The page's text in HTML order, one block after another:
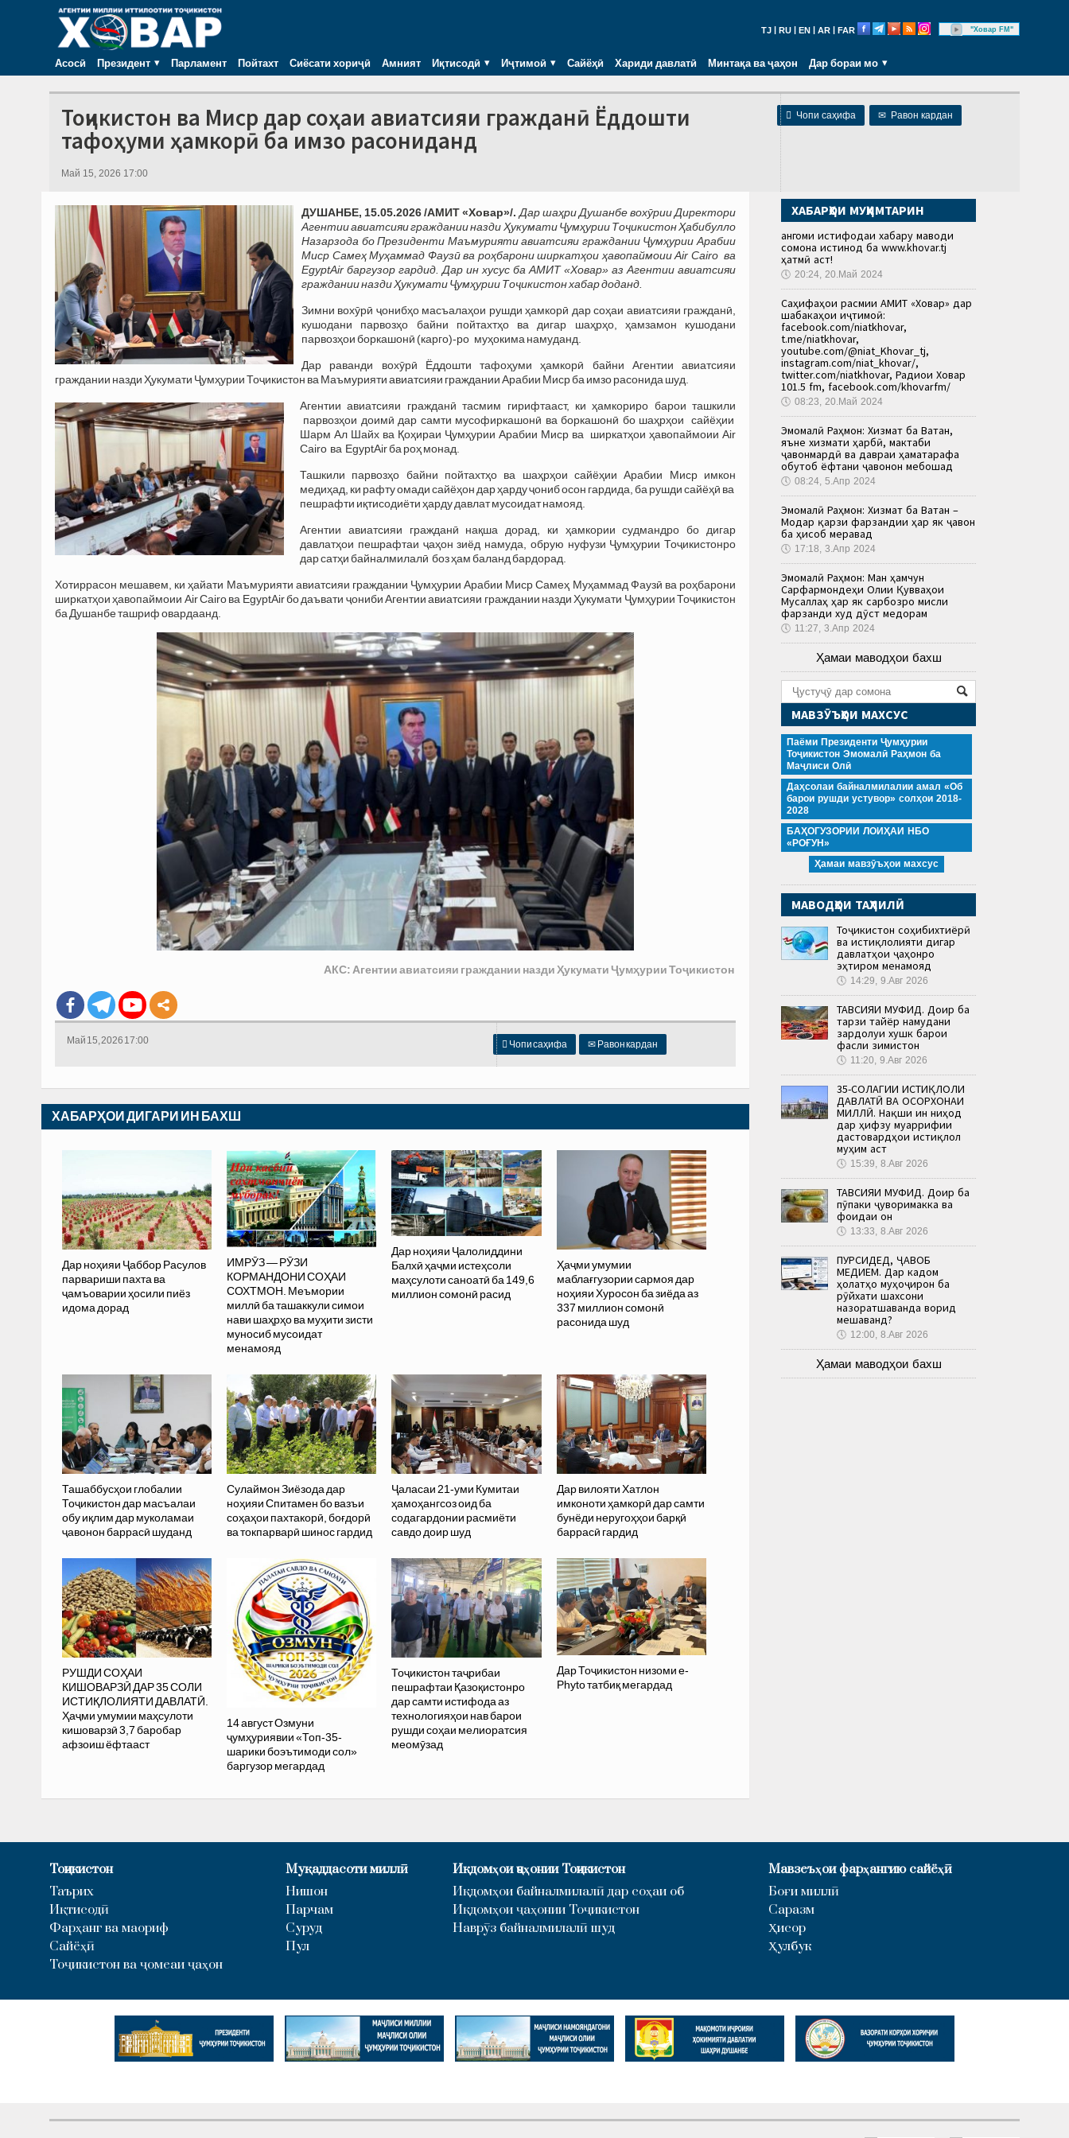
TJ RU EN AR FAR "Ховар FM"
Асосӣ Президент Парламент Пойтахт Сиёсати хориҷӣ Амният Иқтисодӣ Иҷтимоӣ Сайёҳӣ Хариди давлатӣ Минтақа ва ҷаҳон Дар бораи мо
 Чопи саҳифа ✉ Равон кардан
Тоҷикистон ва Миср дар соҳаи авиатсияи гражданӣ Ёддошти
тафоҳуми ҳамкорӣ ба имзо расониданд
Май 15, 2026 17:00
ДУШАНБЕ, 15.05.2026 /АМИТ «Ховар»/. Дар шаҳри Душанбе вохӯрии Директори
Агентии авиатсияи граждании назди Ҳукумати Ҷумҳурии Тоҷикистон Ҳабибулло
Назарзода бо Президенти Маъмурияти авиатсияи граждании Ҷумҳурии Арабии
Миср Самеҳ Муҳаммад Фаузӣ ва роҳбарони ширкатҳои ҳавопаймоии Air Cairo ва
EgyptAir баргузор гардид. Дар ин хусус ба АМИТ«Ховар» аз Агентии авиатсияи
граждании назди Ҳукумати Ҷумҳурии Тоҷикистон хабар доданд.
Зимни вохӯрӣ ҷонибҳо масъалаҳои рушди ҳамкорӣ дар соҳаи авиатсияи гражданӣ,
кушодани парвозҳо байни пойтахтҳо ва дигар шаҳрҳо, ҳамзамон кушодани
парвозҳои боркашонӣ (карго)-ро муҳокима намуданд.
Дар раванди вохӯрӣ Ёддошти тафоҳуми ҳамкорӣ байни Агентии авиатсияи
граждании назди Ҳукумати Ҷумҳурии Тоҷикистон ва Маъмурияти авиатсияи граждании Арабии Миср ба имзо расонида шуд.
Агентии авиатсияи гражданӣ тасмим гирифтааст, ки ҳамкориро барои ташкили
парвозҳои доимӣ дар самти мусофиркашонӣ ва боркашонӣ бо шаҳрҳои сайёҳии
Шарм Ал Шайх ва Қоҳираи Ҷумҳурии Арабии Миср ва ширкатҳои ҳавопаймоии Air
Cairo ва EgyptAir ба роҳ монад.
Ташкили парвозҳо байни пойтахтҳо ва шаҳрҳои сайёҳии Арабии Миср имкон
медиҳад, ки рафту омади сайёҳон дар ҳарду ҷониб осон гардида, ба рушди сайёҳӣ ва
пешрафти иқтисодиёти ҳарду давлат мусоидат намояд.
Агентии авиатсияи гражданӣ нақша дорад, ки ҳамкории судмандро бо дигар
давлатҳои пешрафтаи ҷаҳон зиёд намуда, обрую нуфузи Ҷумҳурии Тоҷикистонро
дар сатҳи байналмилалӣ боз ҳам баланд бардорад.
Хотиррасон мешавем, ки ҳайати Маъмурияти авиатсияи граждании Ҷумҳурии Арабии Миср Самеҳ Муҳаммад Фаузӣ ва роҳбарони
ширкатҳои ҳавопаймоии Air Cairo ва EgyptAir бо даъвати ҷониби Агентии авиатсияи граждании назди Ҳукумати Ҷумҳурии Тоҷикистон
ба Душанбе ташриф овардаанд.
АКС: Агентии авиатсияи граждании назди Ҳукумати Ҷумҳурии Тоҷикистон
 Чопи саҳифа ✉ Равон кардан
Май 15, 2026 17:00
ХАБАРҲОИ ДИГАРИ ИН БАХШ
Дар ноҳияи Ҷаббор Расулов
парвариши пахта ва
ҷамъоварии ҳосили пиёз
идома дорад
ИМРӮЗ — РӮЗИ
КОРМАНДОНИ СОҲАИ
СОХТМОН. Меъмории
миллӣ ба ташаккули симои
нави шаҳрҳо ва муҳити зисти
муносиб мусоидат
менамояд
Дар ноҳияи Ҷалолиддини
Балхӣ ҳаҷми истеҳсоли
маҳсулоти саноатӣ ба 149,6
миллион сомонӣ расид
Ҳаҷми умумии
маблағгузории сармоя дар
ноҳияи Хуросон ба зиёда аз
337 миллион сомонӣ
расонида шуд
Ташаббусҳои глобалии
Тоҷикистон дар масъалаи
обу иқлим дар муколамаи
ҷавонон баррасӣ шуданд
Сулаймон Зиёзода дар
ноҳияи Спитамен бо вазъи
соҳаҳои пахтакорӣ, боғдорӣ
ва токпарварӣ шинос гардид
Ҷаласаи 21-уми Кумитаи
ҳамоҳангсоз оид ба
содагардонии расмиёти
савдо доир шуд
Дар вилояти Хатлон
имконоти ҳамкорӣ дар самти
бунёди неругоҳҳои барқӣ
баррасӣ гардид
РУШДИ СОҲАИ
КИШОВАРЗӢ ДАР 35 СОЛИ
ИСТИҚЛОЛИЯТИ ДАВЛАТӢ.
Ҳаҷми умумии маҳсулоти
кишоварзӣ 3,7 баробар
афзоиш ёфтааст
14 август Озмуни
ҷумҳуриявии «Топ-35-
шарики боэътимоди сол»
баргузор мегардад
Тоҷикистон таҷрибаи
пешрафтаи Қазоқистонро
дар самти истифода аз
технологияҳои нав барои
рушди соҳаи мелиоратсия
меомӯзад
Дар Тоҷикистон низоми e-
Phyto татбиқ мегардад
ХАБАРҲОИ МУҲИМТАРИН
Ҳангоми истифодаи хабару маводи
сомона истинод ба www.khovar.tj
ҳатмӣ аст!
🕔 20:24, 20.Май 2024
Саҳифаҳои расмии АМИТ «Ховар» дар
шабакаҳои иҷтимоӣ:
facebook.com/niatkhovar,
t.me/niatkhovar,
youtube.com/@niat_Khovar_tj,
instagram.com/niat_khovar/,
twitter.com/niatkhovar, Радиои Ховар
101.5 fm, facebook.com/khovarfm/
🕔 08:23, 20.Май 2024
Эмомалӣ Раҳмон: Хизмат ба Ватан,
яъне хизмати ҳарбӣ, мактаби
ҷавонмардӣ ва давраи ҳаматарафа
обутоб ёфтани ҷавонон мебошад
🕔 08:24, 5.Апр 2024
Эмомалӣ Раҳмон: Хизмат ба Ватан –
Модар қарзи фарзандии ҳар як ҷавон
ба ҳисоб меравад
🕔 17:18, 3.Апр 2024
Эмомалӣ Раҳмон: Ман ҳамчун
Сарфармондеҳи Олии Қувваҳои
Мусаллаҳ ҳар як сарбозро мисли
фарзанди худ дӯст медорам
🕔 11:27, 3.Апр 2024
Ҳамаи маводҳои бахш
МАВЗӮЪҲОИ МАХСУС
Паёми Президенти Ҷумҳурии
Тоҷикистон Эмомалӣ Раҳмон ба
Маҷлиси Олӣ
Даҳсолаи байналмилалии амал «Об
барои рушди устувор» солҳои 2018-
2028
БАҲОГУЗОРИИ ЛОИҲАИ НБО
«РОҒУН»
Ҳамаи мавзӯъҳои махсус
МАВОДҲОИ ТАҲЛИЛӢ
Тоҷикистон соҳибихтиёрӣ
ва истиқлолияти дигар
давлатҳои ҷаҳонро
эҳтиром менамояд
🕔 14:29, 9.Авг 2026
ТАВСИЯИ МУФИД. Доир ба
тарзи тайёр намудани
зардолуи хушк барои
фасли зимистон
🕔 11:20, 9.Авг 2026
35-СОЛАГИИ ИСТИҚЛОЛИ
ДАВЛАТӢ ВА ОСОРХОНАИ
МИЛЛӢ. Нақши ин ниҳод
дар ҳифзу муаррифии
дастовардҳои истиқлол
муҳим аст
🕔 15:39, 8.Авг 2026
ТАВСИЯИ МУФИД. Доир ба
пӯпаки ҷуворимакка ва
фоидаи он
🕔 13:33, 8.Авг 2026
ПУРСИДЕД, ҶАВОБ
МЕДИҲЕМ. Дар кадом
ҳолатҳо муҳоҷирон ба
рӯйхати шахсони
назоратшаванда ворид
мешаванд?
🕔 12:00, 8.Авг 2026
Ҳамаи маводҳои бахш
Тоҷикистон
Таърих
Иқтисодӣ
Фарҳанг ва маориф
Сайёҳӣ
Тоҷикистон ва ҷомеаи ҷаҳон
Муқаддасоти миллӣ
Нишон
Парчам
Суруд
Пул
Иқдомҳои ҷаҳонии Тоҷикистон
Иқдомҳои байналмилалӣ дар соҳаи об
Иқдомҳои ҷаҳонии Тоҷикистон
Наврӯз байналмилалӣ шуд
Мавзеъҳои фарҳангию сайёҳӣ
Боғи миллӣ
Саразм
Ҳисор
Ҳулбук